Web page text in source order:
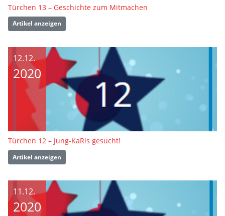
Türchen 13 – Geschichte zum Mitmachen
Artikel anzeigen
12.12.
2020
Türchen 12 – Jung-KaRis gesucht!
Artikel anzeigen
11.12.
2020